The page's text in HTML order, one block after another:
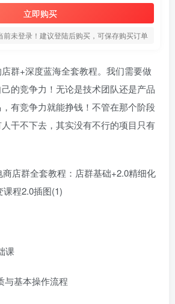
立即购买
前未登录！建议登陆后购买，可保存购买订单
群+深度蓝海全套教程。我们需要做
的竞争力！无论是技术团队还是产品
有竞争力就能挣钱！不管在那个阶段
干不下去，其实没有不行的项目只有
商店群全套教程：店群基础+2.0精细化
程2.0插图(1)
课
与基本操作流程